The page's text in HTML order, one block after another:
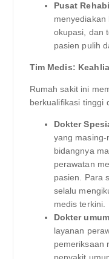
Pusat
okupasi, dan
pasien pulih
Tim Medis:
Rumah sakit ini
berkualifikasi tinggi
Dokter
yang
bidangnya
perawatan
pasien. Para
selalu
medis terkini.
Dokter
layanan
pemeriksaan